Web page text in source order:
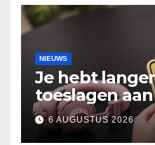
NIEUWS
Je hebt
toeslagen
2025
6 AUGUSTUS 2026